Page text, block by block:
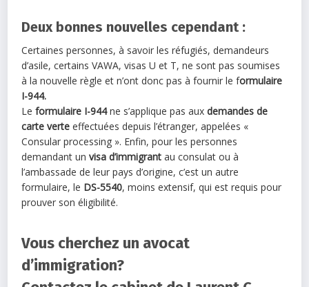
Deux bonnes nouvelles cependant :
Certaines personnes, à savoir les réfugiés, demandeurs
d’asile, certains VAWA, visas U et T, ne sont pas soumises
à la nouvelle règle et n’ont donc pas à fournir le formulaire
I-944.
Le formulaire I-944ne s’applique pas auxdemandes de
carte verte effectuées depuis l’étranger, appelées «
Consular processing ». Enfin, pour les personnes
demandant unvisa d’immigrant au consulat ou à
l’ambassade de leur pays d’origine, c’est un autre
formulaire, le DS-5540, moins extensif, qui est requis pour
prouver son éligibilité.
Vous cherchez un avocat
d’immigration?